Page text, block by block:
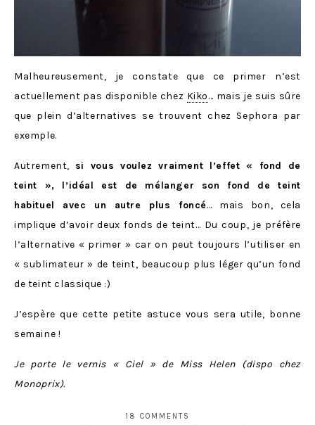
Malheureusement, je constate que ce primer n’est
actuellement pas disponible chez Kiko… mais je suis sûre
que plein d’alternatives se trouvent chez Sephora par
exemple.
Autrement, si vous voulez vraiment l’effet « fond de
teint », l’idéal est de mélanger son fond de teint
habituel avec un autre plus foncé… mais bon, cela
implique d’avoir deux fonds de teint… Du coup, je préfère
l’alternative « primer » car on peut toujours l’utiliser en
« sublimateur » de teint, beaucoup plus léger qu’un fond
de teint classique :)
J’espère que cette petite astuce vous sera utile, bonne
semaine !
Je porte le vernis « Ciel » de Miss Helen (dispo chez
Monoprix).
18 COMMENTS